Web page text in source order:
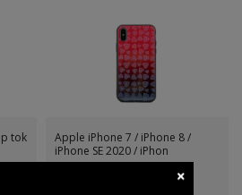
tok
Apple iPhone 7 / iPhone 8 /
iPhone SE 2020 / iPhon